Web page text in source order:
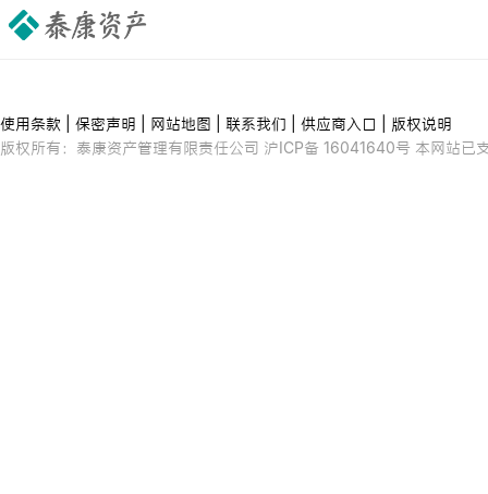
使用条款 保密声明 网站地图 联系我们 供应商入口
版权说明
版权所有：泰康资产管理有限责任公司 沪ICP备 16041640号 本网站已